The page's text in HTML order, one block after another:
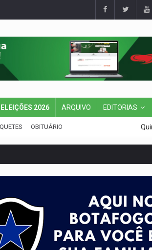
ELEIÇÕES 2026 ARQUIVO EDITORIAS
OBITUÁRIO